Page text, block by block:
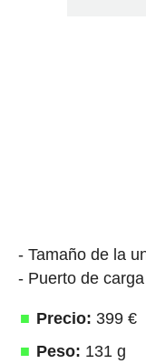
- Tamaño de la
- Puerto de
Precio: 399 €
Peso: 131 g